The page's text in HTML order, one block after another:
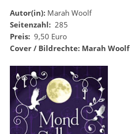
Autor(in): Marah Woolf
Seitenzahl: 285
Preis: 9,50 Euro
Cover / Bildrechte: Marah Woolf